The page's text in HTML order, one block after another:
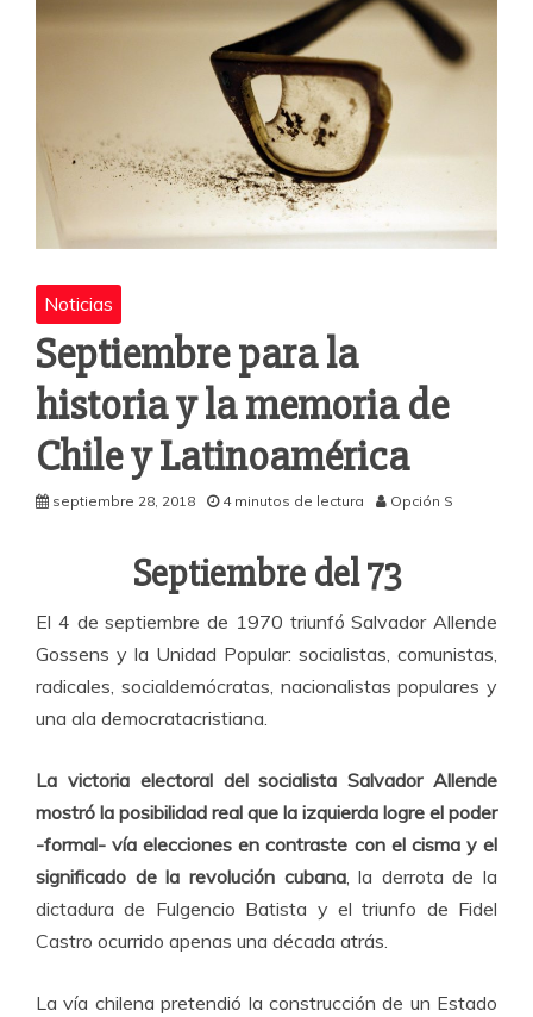
Noticias
Septiembre para la
historia y la memoria de
Chile y Latinoamérica
septiembre 28, 2018 4 minutos de lectura Opción S
Septiembre del 73
El 4 de septiembre de 1970 triunfó Salvador Allende
Gossens y la Unidad Popular: socialistas, comunistas,
radicales, socialdemócratas, nacionalistas populares y
una ala democratacristiana.
La victoria electoral del socialista Salvador Allende
mostró la posibilidad real que la izquierda logre el poder
-formal- vía elecciones en contraste con el cisma y el
significado de la revolución cubana, la derrota de la
dictadura de Fulgencio Batista y el triunfo de Fidel
Castro ocurrido apenas una década atrás.
La vía chilena pretendió la construcción de un Estado